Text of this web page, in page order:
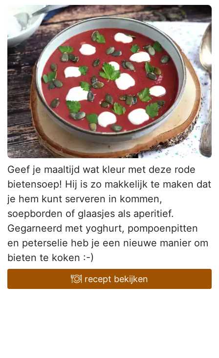
Geef je maaltijd wat kleur met deze rode
bietensoep! Hij is zo makkelijk te maken dat
je hem kunt serveren in kommen,
soepborden of glaasjes als aperitief.
Gegarneerd met yoghurt, pompoenpitten
en peterselie heb je een nieuwe manier om
bieten te koken :-)
recept bekijken